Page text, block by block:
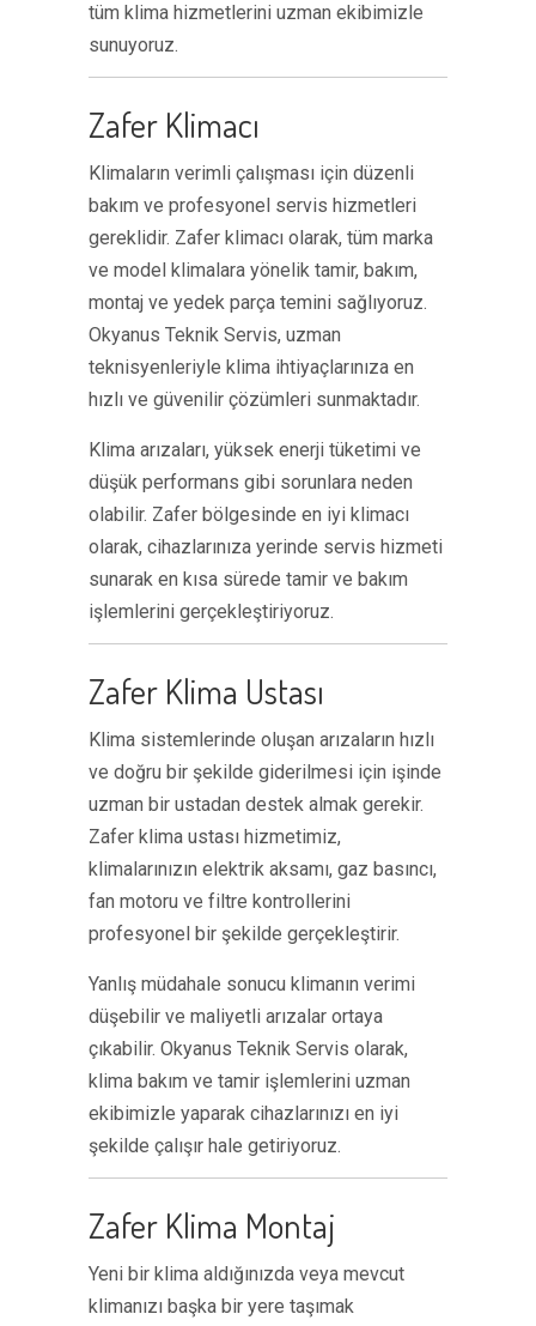
tüm klima hizmetlerini uzman ekibimizle
sunuyoruz.
Zafer Klimacı
Klimaların verimli çalışması için düzenli
bakım ve profesyonel servis hizmetleri
gereklidir. Zafer klimacı olarak, tüm marka
ve model klimalara yönelik tamir, bakım,
montaj ve yedek parça temini sağlıyoruz.
Okyanus Teknik Servis, uzman
teknisyenleriyle klima ihtiyaçlarınıza en
hızlı ve güvenilir çözümleri sunmaktadır.
Klima arızaları, yüksek enerji tüketimi ve
düşük performans gibi sorunlara neden
olabilir. Zafer bölgesinde en iyi klimacı
olarak, cihazlarınıza yerinde servis hizmeti
sunarak en kısa sürede tamir ve bakım
işlemlerini gerçekleştiriyoruz.
Zafer Klima Ustası
Klima sistemlerinde oluşan arızaların hızlı
ve doğru bir şekilde giderilmesi için işinde
uzman bir ustadan destek almak gerekir.
Zafer klima ustası hizmetimiz,
klimalarınızın elektrik aksamı, gaz basıncı,
fan motoru ve filtre kontrollerini
profesyonel bir şekilde gerçekleştirir.
Yanlış müdahale sonucu klimanın verimi
düşebilir ve maliyetli arızalar ortaya
çıkabilir. Okyanus Teknik Servis olarak,
klima bakım ve tamir işlemlerini uzman
ekibimizle yaparak cihazlarınızı en iyi
şekilde çalışır hale getiriyoruz.
Zafer Klima Montaj
Yeni bir klima aldığınızda veya mevcut
klimanızı başka bir yere taşımak